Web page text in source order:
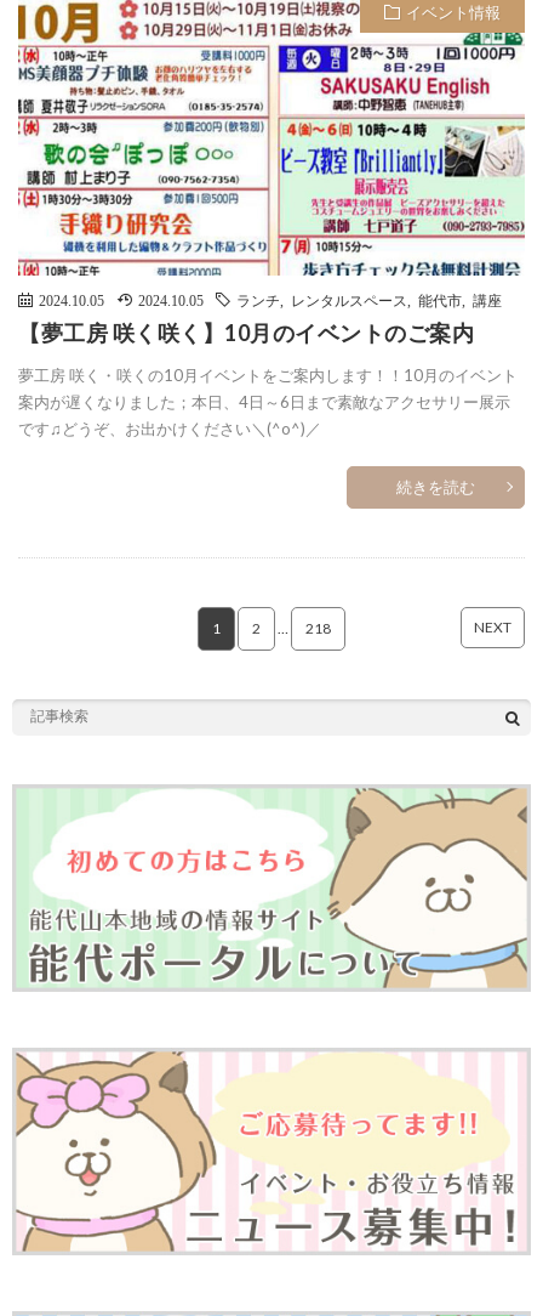
イベント情報
2024.10.05 2024.10.05 ランチ レンタルスペース 能代市 講座
【夢工房 咲く咲く】10月のイベントのご案内
夢工房 咲く・咲くの10月イベントをご案内します！！10月のイベント
案内が遅くなりました；本日、4日～6日まで素敵なアクセサリー展示
です♫どうぞ、お出かけください＼(^o^)／
続きを読む
1 2 218 NEXT